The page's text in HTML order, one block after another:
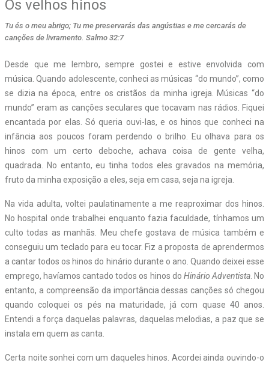
Os velhos hinos
Tu és o meu abrigo; Tu me preservarás das angústias e me cercarás de
canções de livramento. Salmo 32:7
Desde que me lembro, sempre gostei e estive envolvida com
música. Quando adolescente, conheci as músicas “do mundo”, como
se dizia na época, entre os cristãos da minha igreja. Músicas “do
mundo” eram as canções seculares que tocavam nas rádios. Fiquei
encantada por elas. Só queria ouvi-las, e os hinos que conheci na
infância aos poucos foram perdendo o brilho. Eu olhava para os
hinos com um certo deboche, achava coisa de gente velha,
quadrada. No entanto, eu tinha todos eles gravados na memória,
fruto da minha exposição a eles, seja em casa, seja na igreja.
Na vida adulta, voltei paulatinamente a me reaproximar dos hinos.
No hospital onde trabalhei enquanto fazia faculdade, tínhamos um
culto todas as manhãs. Meu chefe gostava de música também e
conseguiu um teclado para eu tocar. Fiz a proposta de aprendermos
a cantar todos os hinos do hinário durante o ano. Quando deixei esse
emprego, havíamos cantado todos os hinos do Hinário Adventista. No
entanto, a compreensão da importância dessas canções só chegou
quando coloquei os pés na maturidade, já com quase 40 anos.
Entendi a força daquelas palavras, daquelas melodias, a paz que se
instala em quem as canta.
Certa noite sonhei com um daqueles hinos. Acordei ainda ouvindo-o